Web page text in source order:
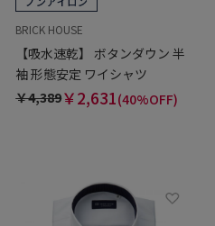
BRICK HOUSE
【吸水速乾】 ボタンダウン 半
袖 形態安定 ワイシャツ
￥4,389￥2,631(40%OFF)